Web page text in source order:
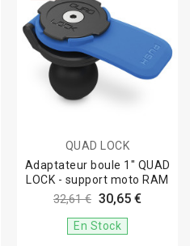
QUAD LOCK
Adaptateur boule 1" QUAD
LOCK - support moto RAM
32,61 € 30,65 €
En Stock